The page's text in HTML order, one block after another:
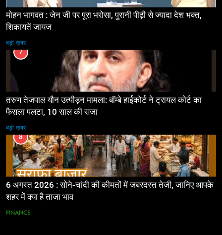
मोहन भागवत : जेन जी पर पूरा भरोसा, पुरानी पीढ़ी से ज्यादा देश भक्त,
शिकायतें जायज
बड़ी ख़बर
7
तरुण तेजपाल यौन उत्पीड़न मामला: बॉम्बे हाईकोर्ट ने ट्रायल कोर्ट का
फैसला पलटा, 10 साल की सजा
बड़ी ख़बर
8
6 अगस्त 2026 : सोने-चांदी की कीमतों में जबरदस्त तेजी, जानिए आपके
शहर में क्या है ताजा भाव
FINANCE